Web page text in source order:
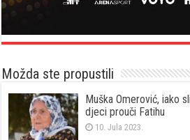
Možda ste propustili
Muška Omerović, iako
djeci prouči Fatihu
10. Jula 2023.